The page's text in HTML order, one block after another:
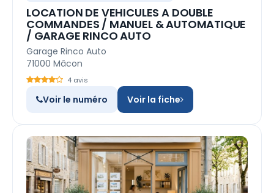
LOCATION DE VEHICULES A DOUBLE
COMMANDES / MANUEL & AUTOMATIQUE
/ GARAGE RINCO AUTO
Garage Rinco Auto
71000 Mâcon
4 avis
Voir le numéro Voir la fiche